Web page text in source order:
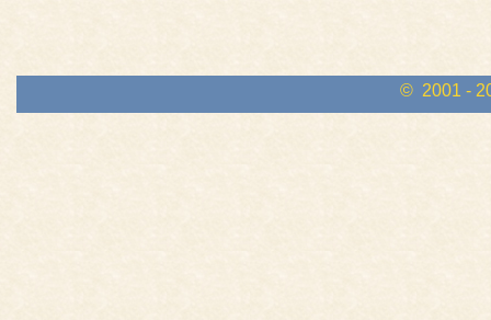
© 2001 -